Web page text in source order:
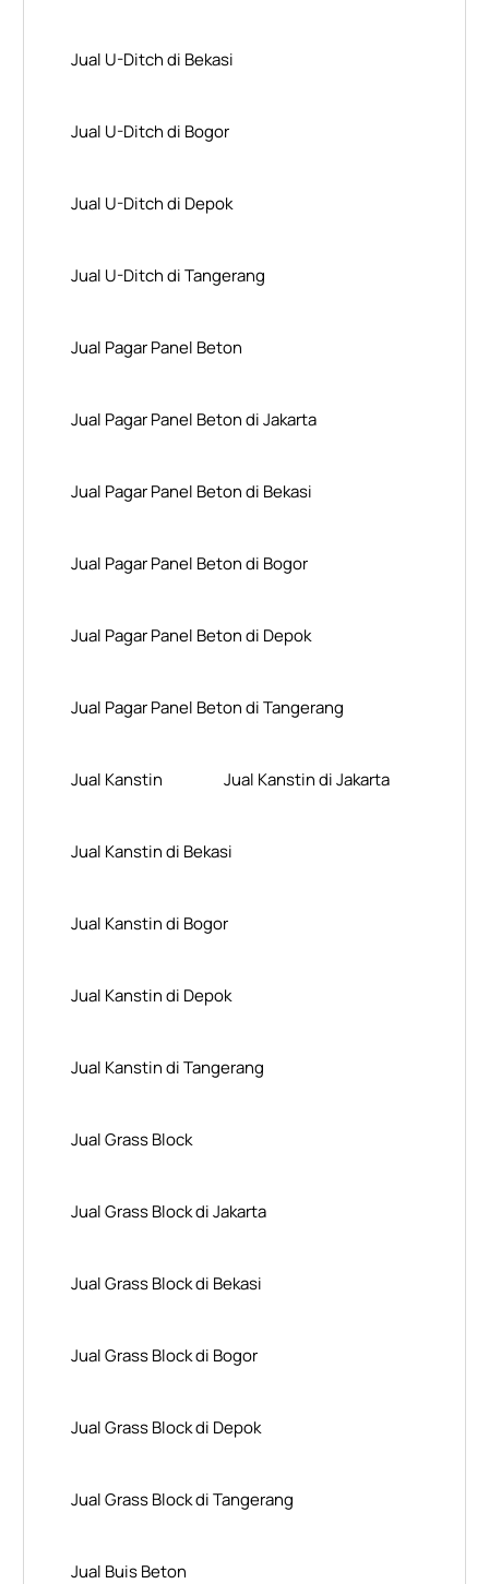
Jual U-Ditch di Bekasi
Jual U-Ditch di Bogor
Jual U-Ditch di Depok
Jual U-Ditch di Tangerang
Jual Pagar Panel Beton
Jual Pagar Panel Beton di Jakarta
Jual Pagar Panel Beton di Bekasi
Jual Pagar Panel Beton di Bogor
Jual Pagar Panel Beton di Depok
Jual Pagar Panel Beton di Tangerang
Jual Kanstin Jual Kanstin di Jakarta
Jual Kanstin di Bekasi
Jual Kanstin di Bogor
Jual Kanstin di Depok
Jual Kanstin di Tangerang
Jual Grass Block
Jual Grass Block di Jakarta
Jual Grass Block di Bekasi
Jual Grass Block di Bogor
Jual Grass Block di Depok
Jual Grass Block di Tangerang
Jual Buis Beton